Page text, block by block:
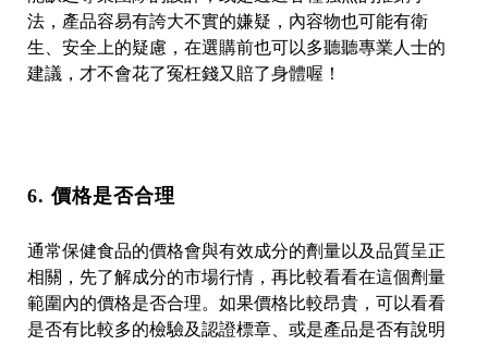
法，產品容易有誇大不實的嫌疑，內容物也可能有衛
生、安全上的疑慮，在選購前也可以多聽聽專業人士的
建議，才不會花了冤枉錢又賠了身體喔！
6. 價格是否合理
通常保健食品的價格會與有效成分的劑量以及品質呈正
相關，先了解成分的市場行情，再比較看看在這個劑量
範圍內的價格是否合理。如果價格比較昂貴，可以看看
是否有比較多的檢驗及認證標章、或是產品是否有說明